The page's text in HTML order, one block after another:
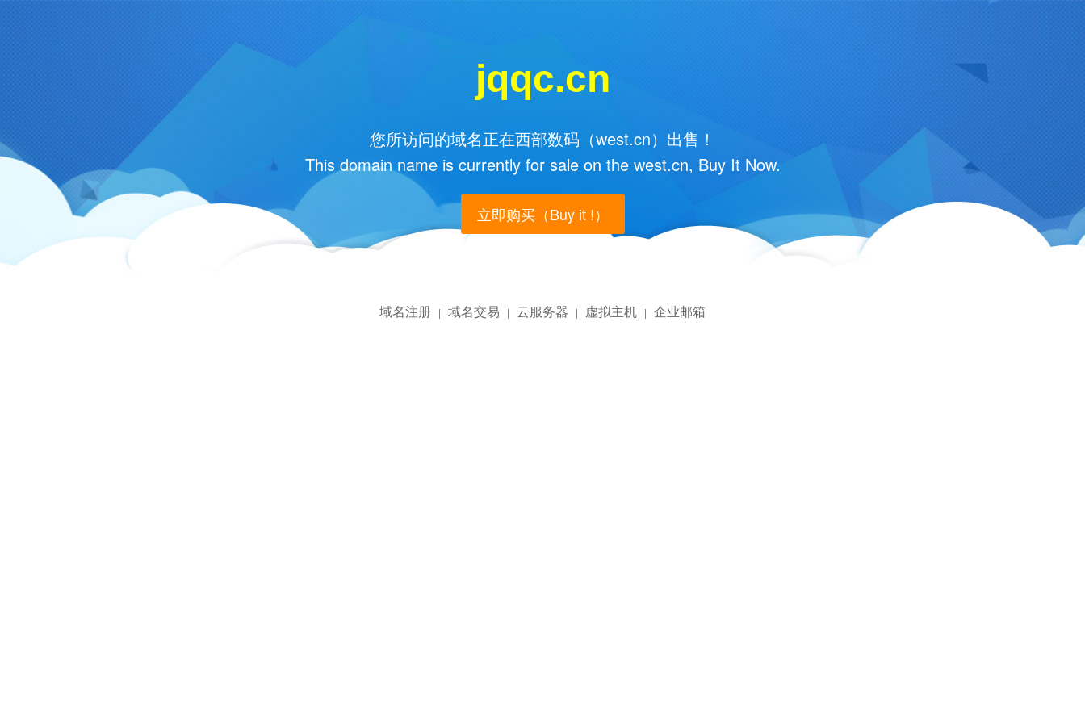
jqqc.cn
您所访问的域名正在西部数码（west.cn）出售！
This domain name is currently for sale on the west.cn, Buy It Now.
立即购买（Buy it !）
域名注册 | 域名交易 | 云服务器 | 虚拟主机 | 企业邮箱